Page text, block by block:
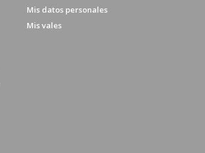
Mis datos personales
Mis vales